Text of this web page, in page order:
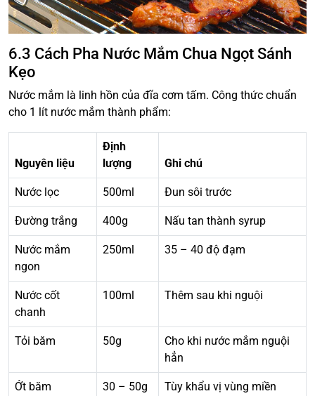
6.3 Cách Pha Nước Mắm Chua Ngọt Sánh
Kẹo
Nước mắm là linh hồn của đĩa cơm tấm. Công thức chuẩn
cho 1 lít nước mắm thành phẩm:
Nguyên liệu
Định
lượng
Ghi chú
Nước lọc 500ml Đun sôi trước
Đường trắng 400g Nấu tan thành syrup
Nước mắm
ngon
250ml 35 – 40 độ đạm
Nước cốt
chanh
100ml Thêm sau khi nguội
Tỏi băm 50g
Cho khi nước mắm nguội
hẳn
Ớt băm 30 – 50g Tùy khẩu vị vùng miền